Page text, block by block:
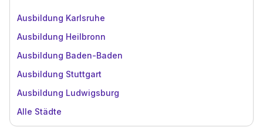
Ausbildung Karlsruhe
Ausbildung Heilbronn
Ausbildung Baden-Baden
Ausbildung Stuttgart
Ausbildung Ludwigsburg
Alle Städte